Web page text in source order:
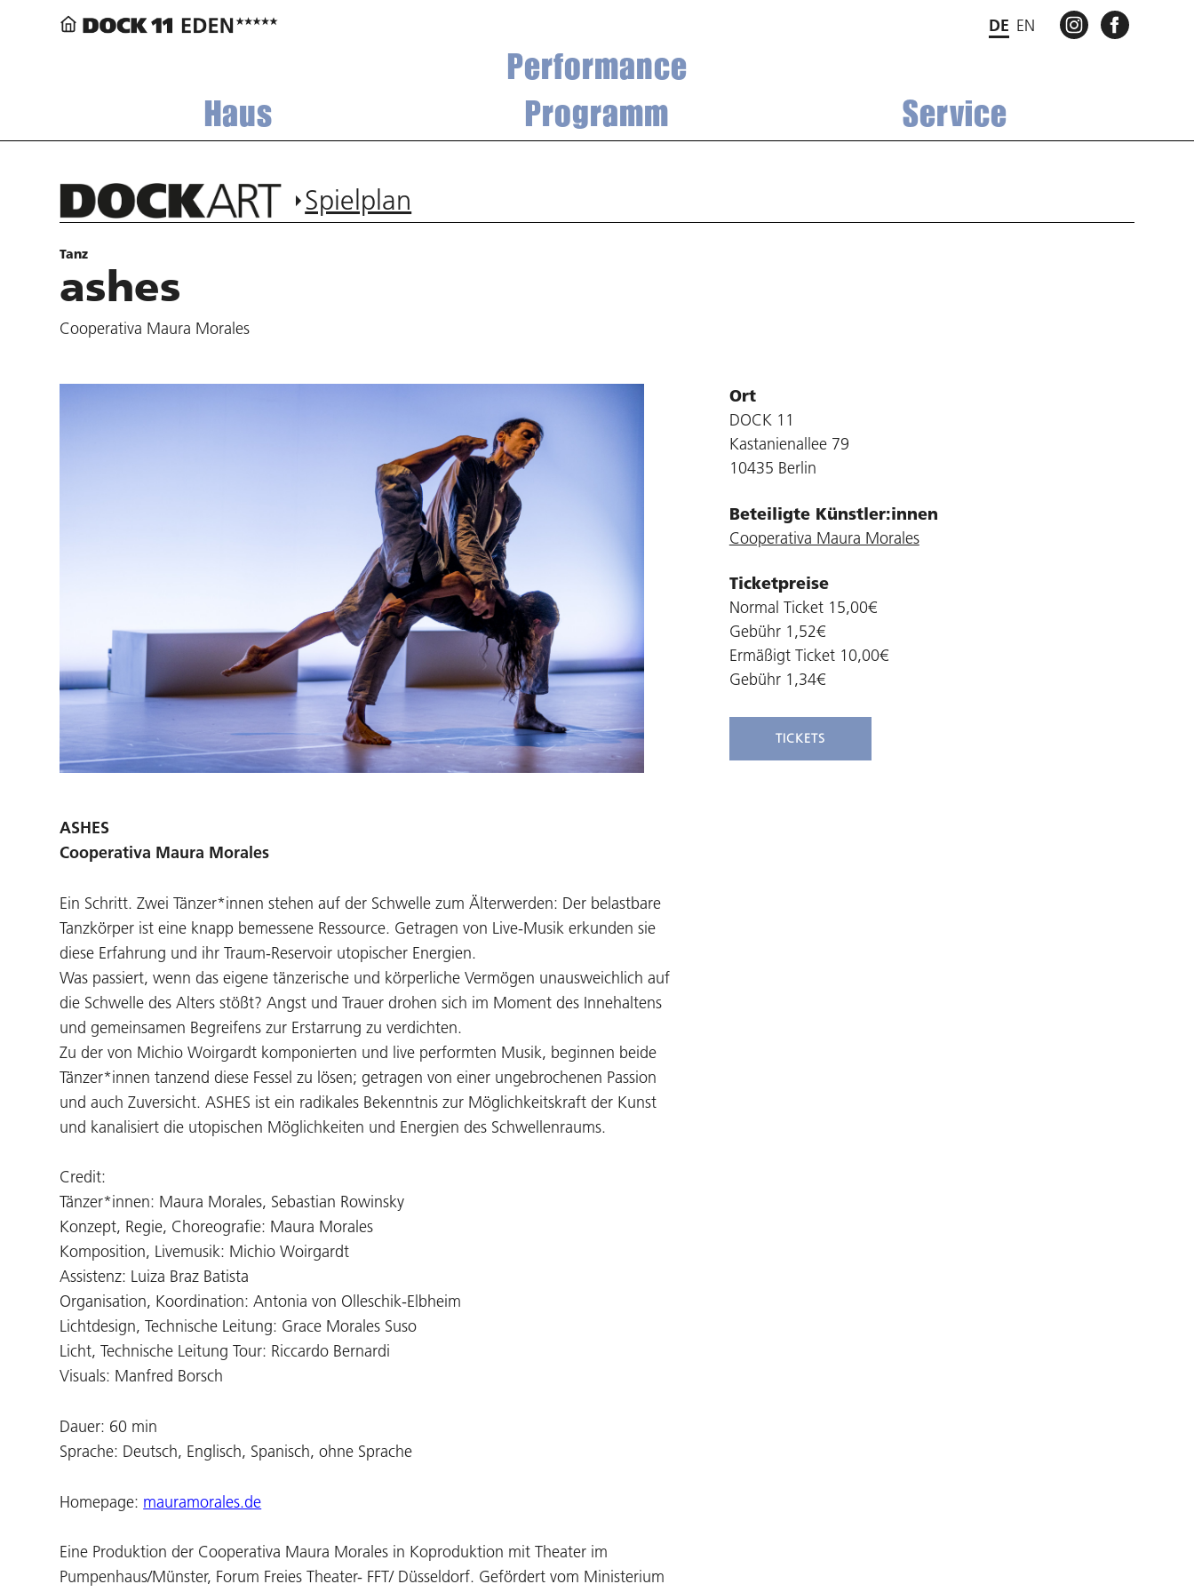
DE EN INSTAGRAM
Performance
Haus
Programm Service
Spielplan
Tanz
ashes
Cooperativa Maura Morales
ASHES
Cooperativa Maura Morales
Ein Schritt. Zwei Tänzer*innen stehen auf der Schwelle zum Älterwerden: Der belastbare
Tanzkörper ist eine knapp bemessene Ressource. Getragen von Live-Musik erkunden sie
diese Erfahrung und ihr Traum-Reservoir utopischer Energien.
Was passiert, wenn das eigene tänzerische und körperliche Vermögen unausweichlich auf
die Schwelle des Alters stößt? Angst und Trauer drohen sich im Moment des Innehaltens
und gemeinsamen Begreifens zur Erstarrung zu verdichten.
Zu der von Michio Woirgardt komponierten und live performten Musik, beginnen beide
Tänzer*innen tanzend diese Fessel zu lösen; getragen von einer ungebrochenen Passion
und auch Zuversicht. ASHES ist ein radikales Bekenntnis zur Möglichkeitskraft der Kunst
und kanalisiert die utopischen Möglichkeiten und Energien des Schwellenraums.
Credit:
Tänzer*innen: Maura Morales, Sebastian Rowinsky
Konzept, Regie, Choreografie: Maura Morales
Komposition, Livemusik: Michio Woirgardt
Assistenz: Luiza Braz Batista
Organisation, Koordination: Antonia von Olleschik-Elbheim
Lichtdesign, Technische Leitung: Grace Morales Suso
Licht, Technische Leitung Tour: Riccardo Bernardi
Visuals: Manfred Borsch
Dauer: 60 min
Sprache: Deutsch, Englisch, Spanisch, ohne Sprache
Homepage: mauramorales.de
Eine Produktion der Cooperativa Maura Morales in Koproduktion mit Theater im
Pumpenhaus/Münster, Forum Freies Theater- FFT/ Düsseldorf. Gefördert vom Ministerium
Ort
DOCK 11
Kastanienallee 79
10435 Berlin
Beteiligte Künstler:innen
Cooperativa Maura Morales
Ticketpreise
Normal Ticket 15,00€
Gebühr 1,52€
Ermäßigt Ticket 10,00€
Gebühr 1,34€
TICKETS